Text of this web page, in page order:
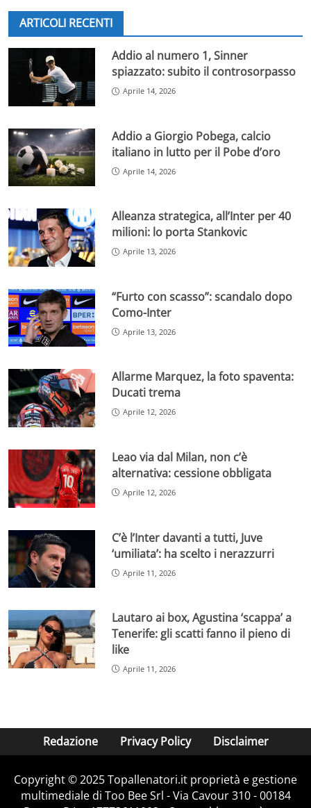
ARTICOLI RECENTI
Addio al numero 1, Sinner
spiazzato: subito il controsorpasso
Aprile 14, 2026
Addio a Giorgio Pobega, calcio
italiano in lutto per il Pobe d’oro
Aprile 14, 2026
Alleanza strategica, all’Inter per 40
milioni: lo porta Stankovic
Aprile 13, 2026
“Furto con scasso”: scandalo dopo
Como-Inter
Aprile 13, 2026
Allarme Marquez, la foto spaventa:
Ducati trema
Aprile 12, 2026
Leao via dal Milan, non c’è
alternativa: cessione obbligata
Aprile 12, 2026
C’è l’Inter davanti a tutti, Juve
‘umiliata’: ha scelto i nerazzurri
Aprile 11, 2026
Lautaro ai box, Agustina ‘scappa’ a
Tenerife: gli scatti fanno il pieno di
like
Aprile 11, 2026
Redazione Privacy Policy Disclaimer
Copyright © 2025 Topallenatori.it proprietà e gestione
multimediale di Too Bee Srl - Via Cavour 310 - 00184